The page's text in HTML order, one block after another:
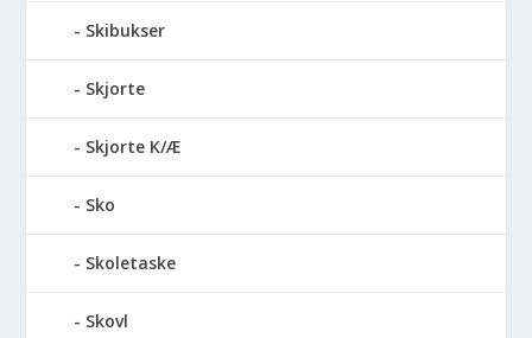
Skibukser
Skjorte
Skjorte K/Æ
Sko
Skoletaske
Skovl